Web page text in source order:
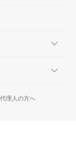
理人の方へ